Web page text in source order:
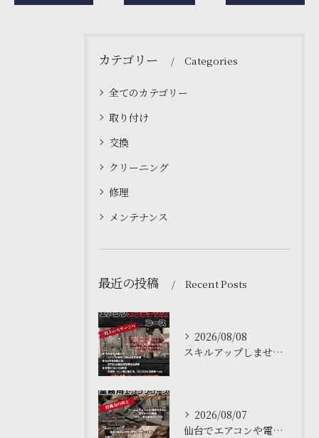
カテゴリー Categories
全てのカテゴリー
取り付け
交換
クリーニング
修理
メンテナンス
最近の投稿 Recent Posts
2026/08/08
スキルアップしませんか？🌟
2026/08/07
仙台でエアコンや電気工事について学ぶなら、私たちの塾がおすす...